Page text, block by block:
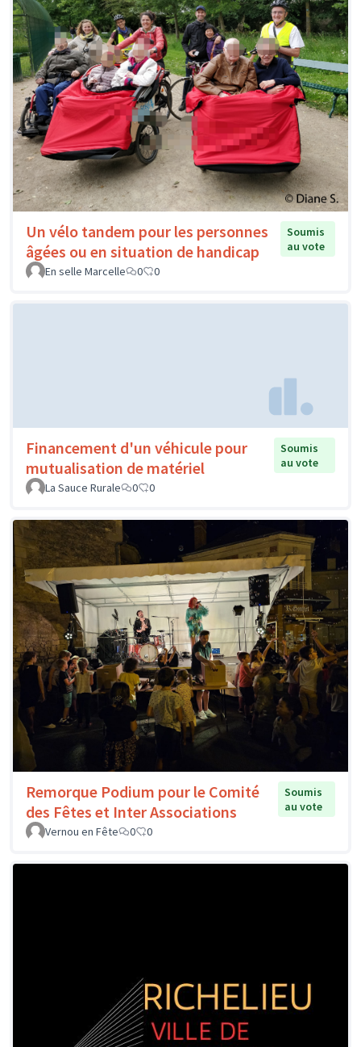
Un vélo tandem pour les personnes
âgées ou en situation de handicap
Soumis
au vote
En selle Marcelle
0 0
Financement d'un véhicule pour
mutualisation de matériel
Soumis
au vote
La Sauce Rurale
0 0
Remorque Podium pour le Comité
des Fêtes et Inter Associations
Soumis
au vote
Vernou en Fête
0 0